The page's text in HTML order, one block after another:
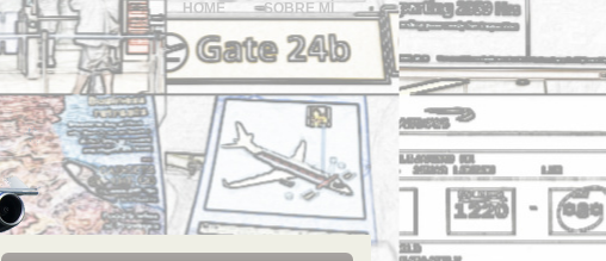
HOME SOBRE MÍ